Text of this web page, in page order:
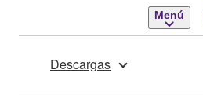
Menú
Descargas